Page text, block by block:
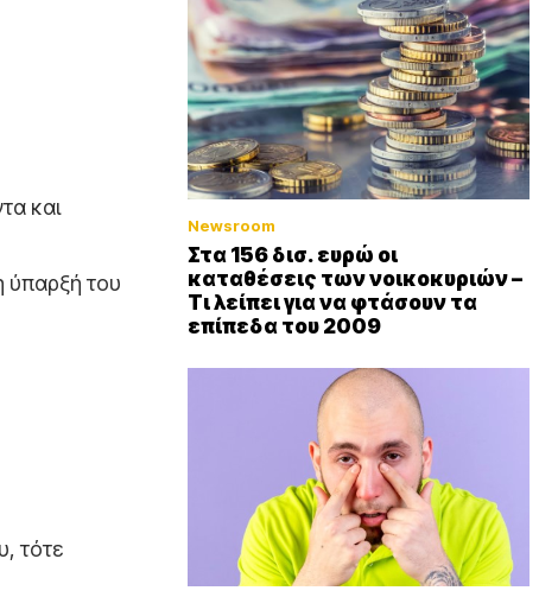
και
ύπαρξή του
τότε
Newsroom
Στα 156 δισ. ευρώ οι
καταθέσεις των νοικοκυριών –
Τι λείπει για να φτάσουν τα
επίπεδα του 2009